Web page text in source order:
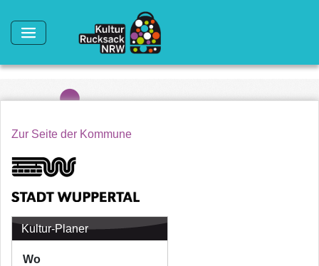
Zur Seite der Kommune
Kultur-Planer
Wo